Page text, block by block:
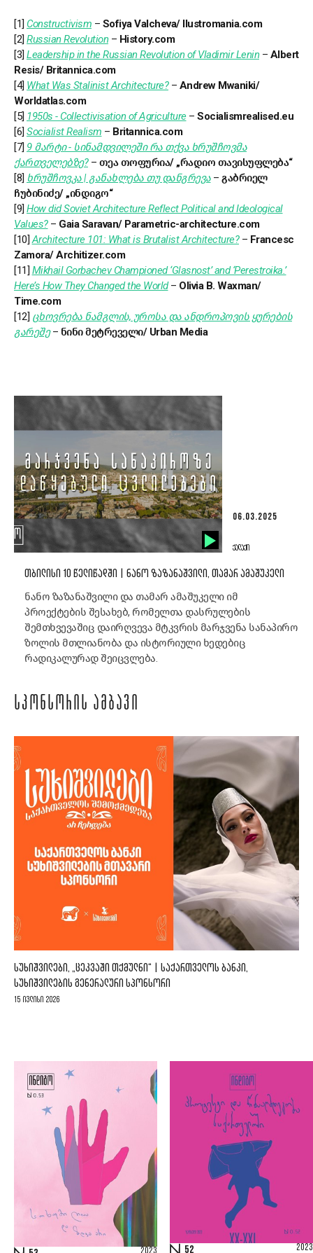
[1] Constructivism – Sofiya Valcheva/ Ilustromania.com
[2] Russian Revolution– History.com
[3] Leadership in the Russian Revolution of Vladimir Lenin– Albert
Resis/ Britannica.com
[4] What Was Stalinist Architecture?– Andrew Mwaniki/
Worldatlas.com
[5] 1950s - Collectivisation of Agriculture– Socialismrealised.eu
[6] Socialist Realism – Britannica.com
[7] 9 მარტი - სინამდვილეში რა თქვა ხრუშჩოვმა
ქართველებზე?– თეა თოფურია/ „რადიო თავისუფლება“
[8] ხრუშჩოვკა | განახლება თუ დანგრევა– გაბრიელ
ჩუბინიძე/ „ინდიგო“
[9] How did Soviet Architecture Reflect Political and Ideological
Values?– Gaia Saravan/ Parametric-architecture.com
[10]Architecture 101: What is Brutalist Architecture?– Francesc
Zamora/ Architizer.com
[11] Mikhail Gorbachev Championed ‘Glasnost’ and ‘Perestroika.’
Here’s How They Changed the World– Olivia B. Waxman/
Time.com
[12] ცხოვრება ნამგლის, უროსა და ანდროპოვის ყურების
გარეშე– ნინი მეტრეველი/ Urban Media
06.03.2025
ᲥᲐᲚᲐᲥᲘ
ᲗᲑᲘᲚᲘᲡᲘ 10 ᲬᲔᲚᲘᲬᲐᲓᲨᲘ | ᲜᲐᲜᲝ ᲖᲐᲖᲐᲜᲐᲨᲕᲘᲚᲘ, ᲗᲐᲛᲐᲠ ᲐᲛᲐᲨᲣᲙᲔᲚᲘ
ნანო ზაზანაშვილი და თამარ ამაშუკელი იმ
პროექტების შესახებ, რომელთა დასრულების
შემთხვევაშიც დაირღვევა მტკვრის მარჯვენა სანაპირო
ზოლის მთლიანობა და ისტორიული ხედებიც
რადიკალურად შეიცვლება.
ᲡᲞᲝᲜᲡᲝᲠᲘᲡ ᲐᲛᲑᲐᲕᲘ
ᲡᲣᲮᲘᲨᲕᲘᲚᲔᲑᲘ, „ᲪᲔᲙᲕᲐᲨᲘ ᲗᲥᲛᲣᲚᲜᲘ“ | ᲡᲐᲥᲐᲠᲗᲕᲔᲚᲝᲡ ᲑᲐᲜᲙᲘ,
ᲡᲣᲮᲘᲨᲕᲘᲚᲔᲑᲘᲡ ᲒᲔᲜᲔᲠᲐᲚᲣᲠᲘ ᲡᲞᲝᲜᲡᲝᲠᲘ
15 ივლისი 2026
52 2023